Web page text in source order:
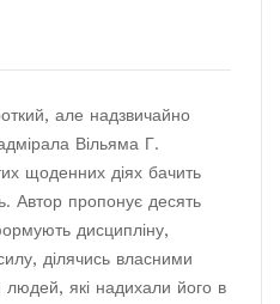
так
рокі
в
суч
асн
ого
про
и
але надзвичайно
Вільяма Г.
щоденних діях бачить
Автор пропонує десять
дисципліну,
ділячись власними
які надихали його в